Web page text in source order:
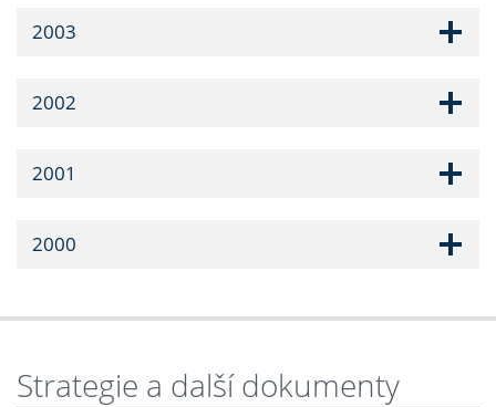
2003
2002
2001
2000
Strategie a další dokumenty